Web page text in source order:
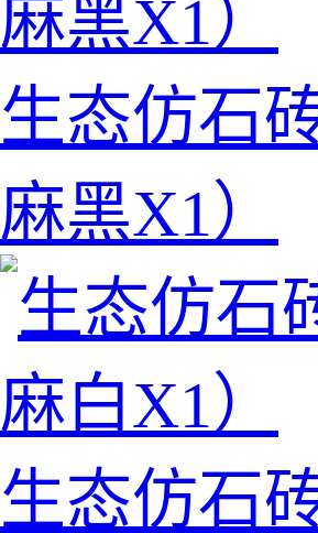
生态仿石
麻黑X1）
生态仿石